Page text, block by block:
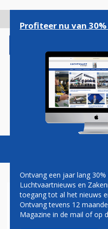
gaan
Magazine
BOEING 737
GENERATION
Profiteer nu van
Ontvang een jaar lang
Luchtvaartnieuws en
toegang tot al het nieuws
Ontvang tevens 12
Magazine in de mail of op